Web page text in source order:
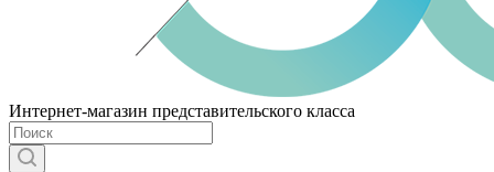
Интернет-магазин представительского класса